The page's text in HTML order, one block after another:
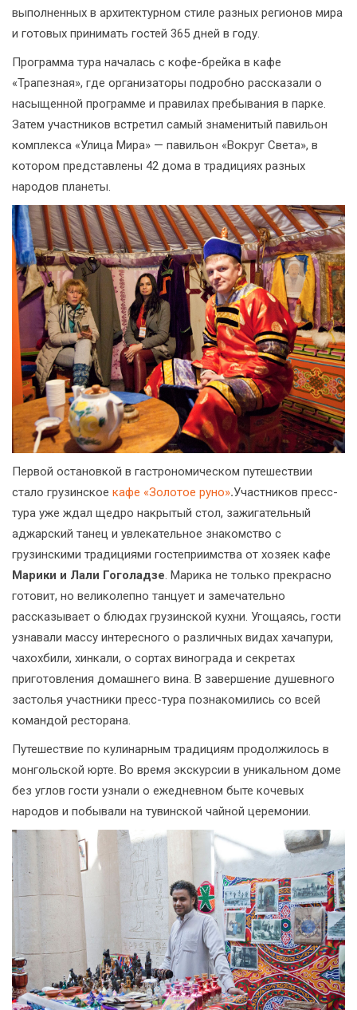
выполненных в архитектурном стиле разных регионов мира
и готовых принимать гостей 365 дней в году.
Программа тура началась с кофе-брейка в кафе
«Трапезная», где организаторы подробно рассказали о
насыщенной программе и правилах пребывания в парке.
Затем участников встретил самый знаменитый павильон
комплекса «Улица Мира» — павильон «Вокруг Света», в
котором представлены 42 дома в традициях разных
народов планеты.
Первой остановкой в гастрономическом путешествии
стало грузинское кафе «Золотое руно».Участников пресс-
тура уже ждал щедро накрытый стол, зажигательный
аджарский танец и увлекательное знакомство с
грузинскими традициями гостеприимства от хозяек кафе
Марики и Лали Гоголадзе. Марика не только прекрасно
готовит, но великолепно танцует и замечательно
рассказывает о блюдах грузинской кухни. Угощаясь, гости
узнавали массу интересного о различных видах хачапури,
чахохбили, хинкали, о сортах винограда и секретах
приготовления домашнего вина. В завершение душевного
застолья участники пресс-тура познакомились со всей
командой ресторана.
Путешествие по кулинарным традициям продолжилось в
монгольской юрте. Во время экскурсии в уникальном доме
без углов гости узнали о ежедневном быте кочевых
народов и побывали на тувинской чайной церемонии.